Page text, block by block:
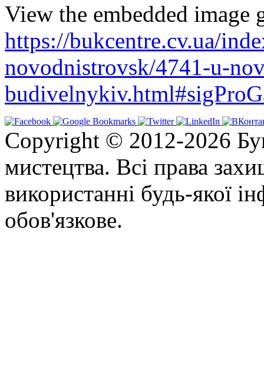
View the embedded image
https://bukcentre.cv.ua/
novodnistrovsk/4741-u-
Copyright © 2012-2026
мистецтва. Всі права
використанні будь-якої
обов'язкове.